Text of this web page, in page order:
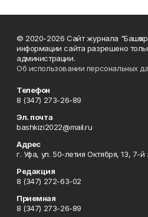
© 2020-2026 Сайт журнала
информации сайта разрешено
администрации.
Об использовании персональных
Телефон
8 (347) 273-26-89
Эл. почта
bashkizi2022@mail.ru
Адрес
г. Уфа, ул. 50-летия Октября, 13, 7-й
Редакция
8 (347) 272-63-02
Приемная
8 (347) 273-26-89